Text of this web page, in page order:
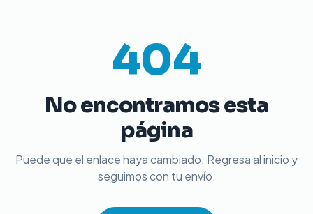
404
No encontramos esta
página
Puede que el enlace haya cambiado. Regresa al inicio y
seguimos con tu envío.